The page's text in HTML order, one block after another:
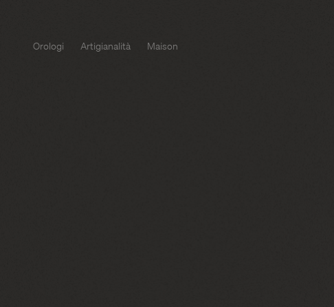
Orologi Artigianalità Maison